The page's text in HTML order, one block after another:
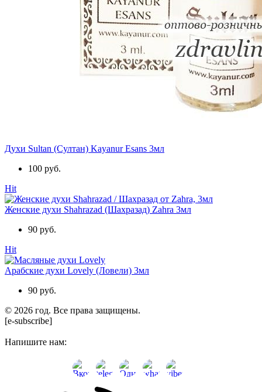
Духи Sultan (Султан) Kayanur Esans 3мл
100 руб.
Hit
Женские духи Shahrazad (Шахразад) Zahra 3мл
90 руб.
Hit
Арабские духи Lovely (Ловели) 3мл
90 руб.
© 2026 год. Все права защищены.
[e-subscribe]
Напишите нам: